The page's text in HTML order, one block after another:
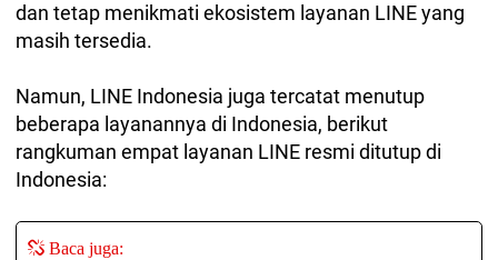
dan tetap menikmati ekosistem layanan LINE yang
masih tersedia.
Namun, LINE Indonesia juga tercatat menutup
beberapa layanannya di Indonesia, berikut
rangkuman empat layanan LINE resmi ditutup di
Indonesia:
Baca juga: